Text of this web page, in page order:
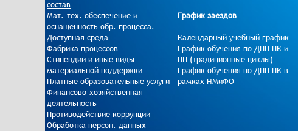
состав
Мат.-тех. обеспечение и
оснащенность обр. процесса.
Доступная среда
Фабрика процессов
Стипендии и иные виды
материальной поддержки
Платные образовательные услуги
Финансово-хозяйственная
деятельность
Противодействие коррупции
Обработка персон. данных
График заездов
Календарный учебный график
График обучения по ДПП ПК и
ПП (традиционные циклы)
График обучения по ДПП ПК в
рамках НМиФО